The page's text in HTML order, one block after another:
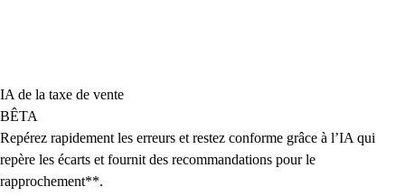
IA de la taxe de vente
BÊTA
Repérez rapidement les erreurs et restez conforme grâce à l’IA qui
repère les écarts et fournit des recommandations pour le
rapprochement**.